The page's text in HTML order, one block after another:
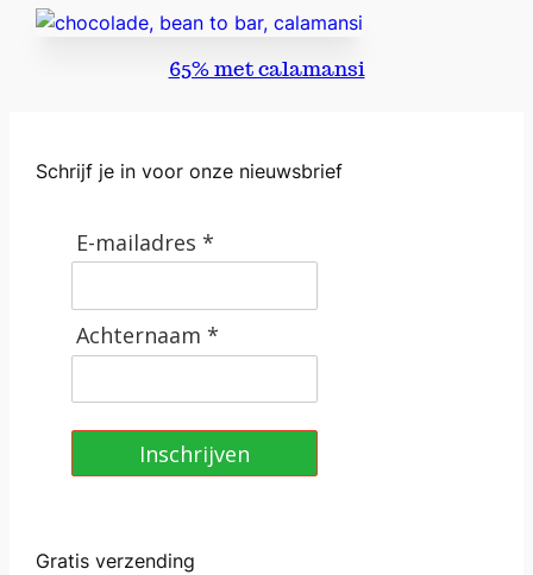
65% met calamansi
Schrijf je in voor onze nieuwsbrief
E-mailadres *
Achternaam *
Inschrijven
Gratis verzending